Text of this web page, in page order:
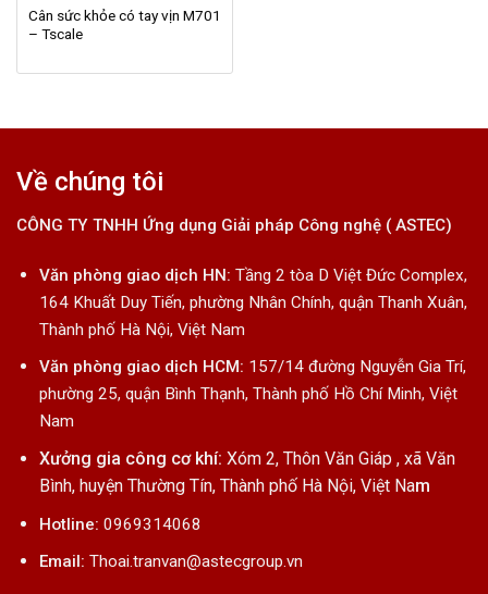
Cân sức khỏe có tay vịn M701
– Tscale
Về chúng tôi
CÔNG TY TNHH Ứng dụng Giải pháp Công nghệ ( ASTEC)
Văn phòng giao dịch HN: Tầng 2 tòa D Việt Đức Complex,
164 Khuất Duy Tiến, phường Nhân Chính, quận Thanh Xuân,
Thành phố Hà Nội, Việt Nam
Văn phòng giao dịch HCM: 157/14 đường Nguyễn Gia Trí,
phường 25, quận Bình Thạnh, Thành phố Hồ Chí Minh, Việt
Nam
Xưởng gia công cơ khí: Xóm 2, Thôn Văn Giáp , xã Văn
Bình, huyện Thường Tín, Thành phố Hà Nội, Việt Nam
Hotline: 0969314068
Email: Thoai.tranvan@astecgroup.vn